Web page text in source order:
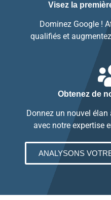
Visez la
Dominez Google !
qualifiés et
Obtenez de
Donnez un nouvel
avec notre expertise
ANALYSONS